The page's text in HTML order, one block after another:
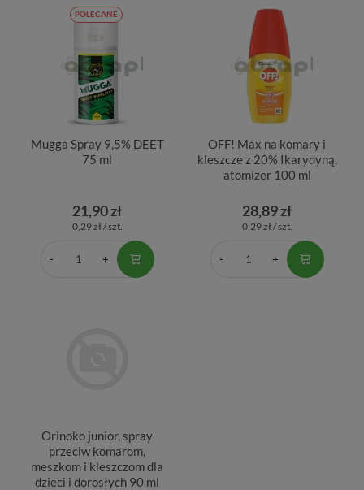
POLECANE
Mugga Spray 9,5% DEET
75 ml
21,90 zł
0,29 zł / szt.
OFF! Max na komary i
kleszcze z 20% Ikarydyną,
atomizer 100 ml
28,89 zł
0,29 zł / szt.
Orinoko junior, spray
przeciw komarom,
meszkom i kleszczom dla
dzieci i dorosłych 90 ml